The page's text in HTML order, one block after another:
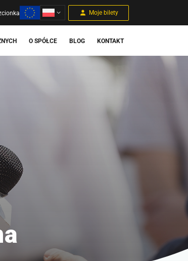
Moje bilety
O SPÓŁCE BLOG KONTAKT